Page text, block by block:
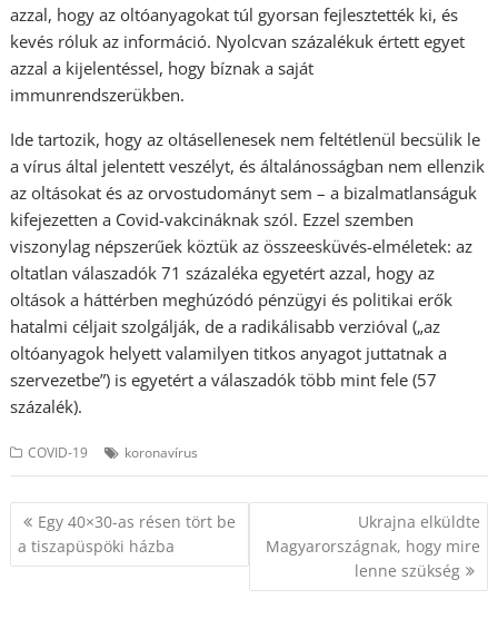
azzal, hogy az oltóanyagokat túl gyorsan fejlesztették ki, és
kevés róluk az információ. Nyolcvan százalékuk értett egyet
azzal a kijelentéssel, hogy bíznak a saját
immunrendszerükben.
Ide tartozik, hogy az oltásellenesek nem feltétlenül becsülik le
a vírus által jelentett veszélyt, és általánosságban nem ellenzik
az oltásokat és az orvostudományt sem – a bizalmatlanságuk
kifejezetten a Covid-vakcináknak szól. Ezzel szemben
viszonylag népszerűek köztük az összeesküvés-elméletek: az
oltatlan válaszadók 71 százaléka egyetért azzal, hogy az
oltások a háttérben meghúzódó pénzügyi és politikai erők
hatalmi céljait szolgálják, de a radikálisabb verzióval („az
oltóanyagok helyett valamilyen titkos anyagot juttatnak a
szervezetbe”) is egyetért a válaszadók több mint fele (57
százalék).
COVID-19 koronavírus
Bejegyzés
navigáció
Egy 40×30-as résen tört be
a tiszapüspöki házba
Ukrajna elküldte
Magyarországnak, hogy mire
lenne szükség